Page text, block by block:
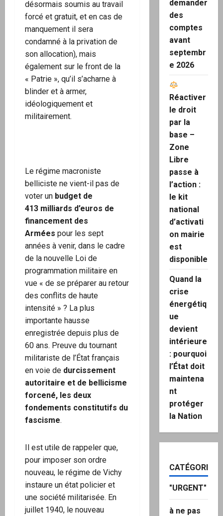
désormais soumis au travail
forcé et gratuit, et en cas de
manquement il sera
condamné à la privation de
son allocation), mais
également sur le front de la
« Patrie », qu’il s’acharne à
blinder et à armer,
idéologiquement et
militairement.
Le régime macroniste
belliciste ne vient-il pas de
voter un budget de
413 milliards d’euros de
financement des
Armées pour les sept
années à venir, dans le cadre
de la nouvelle Loi de
programmation militaire en
vue « de se préparer au retour
des conflits de haute
intensité » ? La plus
importante hausse
enregistrée depuis plus de
60 ans. Preuve du tournant
militariste de l’État français
en voie de durcissement
autoritaire et de bellicisme
forcené, les deux
fondements constitutifs du
fascisme.
Il est utile de rappeler que,
pour imposer son ordre
nouveau, le régime de Vichy
instaure un état policier et
une société militarisée. En
juillet 1940, le nouveau
demander
des
comptes
avant
septembr
e 2026
Réactiver
le droit
par la
base –
Zone
Libre
passe à
l’action :
le kit
national
d’activati
on mairie
est
disponible
Quand la
crise
énergétiq
ue
devient
intérieure
: pourquoi
l’État doit
maintena
nt
protéger
la Nation
CATÉGORIES
"URGENT"
à ne pas